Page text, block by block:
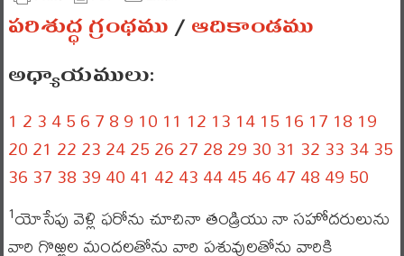
పరిశుద్ధ గ్రంథము/ఆదికాండము
అధ్యాయములు:
1 23456789 10 11 12 13 1415 16 17 18 19
2021 22232425262728293031 32333435
363738394041 424344454647484950
1యోసేపు వెళ్లి ఫరోను చూచినా తండ్రియు నా సహోదరులును
వారి గొఱ్ఱల మందలతోను వారి పశువులతోను వారికి